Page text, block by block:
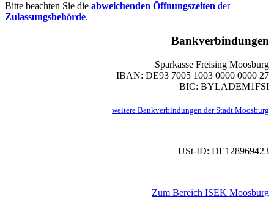
Bitte beachten Sie die abweichenden Öffnungszeiten der
Zulassungsbehörde.
Bankverbindungen
Sparkasse Freising Moosburg
IBAN: DE93 7005 1003 0000 0000 27
BIC: BYLADEM1FSI
weitere Bankverbindungen der Stadt Moosburg
USt-ID: DE128969423
Zum Bereich ISEK Moosburg